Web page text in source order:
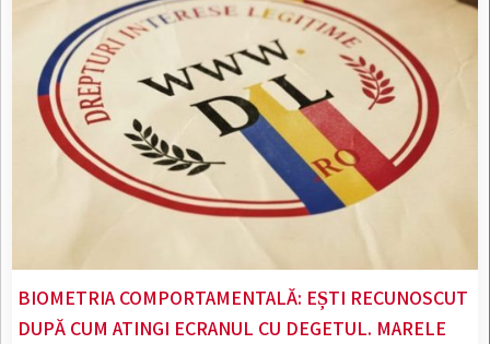
BIOMETRIA COMPORTAMENTALĂ: EȘTI RECUNOSCUT
DUPĂ CUM ATINGI ECRANUL CU DEGETUL. MARELE